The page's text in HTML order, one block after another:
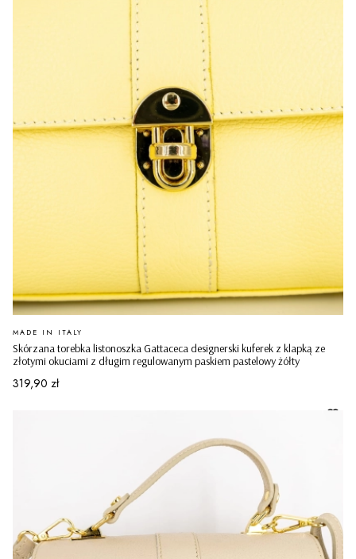
Skórzana torebka listonoszka Gattaceca designerski kuferek z klapką ze
złotymi okuciami z długim regulowanym paskiem pastelowy żółty
PRODUCENT
MADE IN ITALY
Cena
319,90 zł